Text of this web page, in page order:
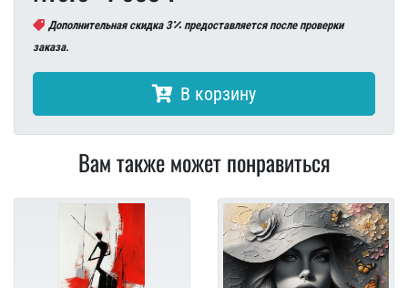
Дополнительная скидка 3
предоставляется после проверки
заказа.
В корзину
Вам также может понравиться